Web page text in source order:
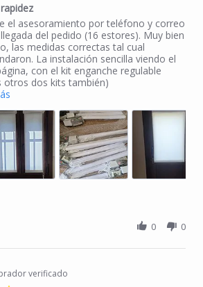
9 Jun 2025
calidad y rapidez
el asesoramiento por teléfono y correo
del pedido (16 estores). Muy bien
las medidas correctas tal cual
La instalación sencilla viendo el
con el kit enganche regulable
otros dos kits también)
0 0
verificado